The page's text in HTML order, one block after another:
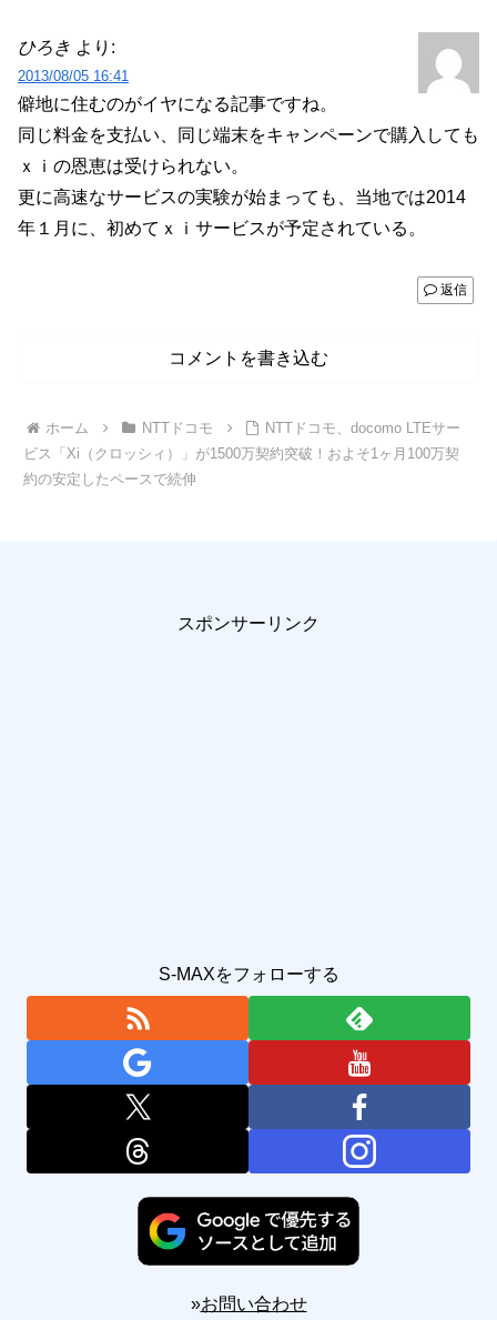
ひろき より:
2013/08/05 16:41
僻地に住むのがイヤになる記事ですね。
同じ料金を支払い、同じ端末をキャンペーンで購入しても
ｘｉの恩恵は受けられない。
更に高速なサービスの実験が始まっても、当地では2014
年１月に、初めてｘｉサービスが予定されている。
返信
コメントを書き込む
ホーム NTTドコモ
NTTドコモ、docomo LTEサー
ビス「Xi（クロッシィ）」が1500万契約突破！およそ1ヶ月100万契
約の安定したペースで続伸
スポンサーリンク
S-MAXをフォローする
»お問い合わせ